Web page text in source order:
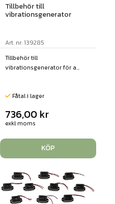
Tillbehör till
vibrationsgenerator
Art. nr: 139285
Tillbehör till
vibrationsgenerator för a...
Fåtal i lager
736,00 kr
exkl moms
KÖP